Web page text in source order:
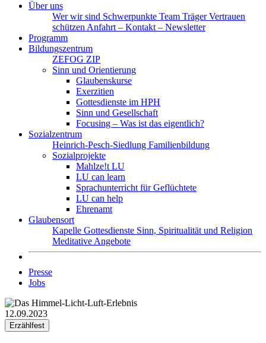
Über uns
Wer wir sind Schwerpunkte Team TrägerVertrauen
schützen Anfahrt – Kontakt – Newsletter
Programm
Bildungszentrum
ZEFOG ZIP
Sinn und Orientierung
Glaubenskurse
Exerzitien
Gottesdienste im HPH
Sinn und Gesellschaft
Focusing – Was ist das eigentlich?
Sozialzentrum
Heinrich-Pesch-Siedlung Familienbildung
Sozialprojekte
Mahlze!t LU
LU can learn
Sprachunterricht für Geflüchtete
LU can help
Ehrenamt
Glaubensort
Kapelle Gottesdienste Sinn, Spiritualität und Religion
Meditative Angebote
Presse
Jobs
12.09.2023
Erzählfest